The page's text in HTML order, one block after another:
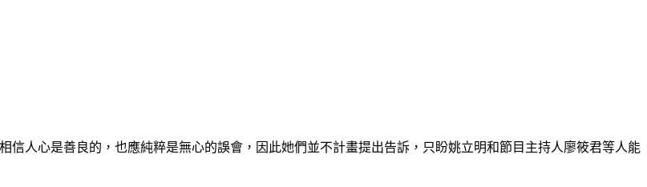
人心是善良的，也應純粹是無心的誤會，因此她們並不計畫提出告訴，只盼姚立明和節目主持人廖筱君等人能